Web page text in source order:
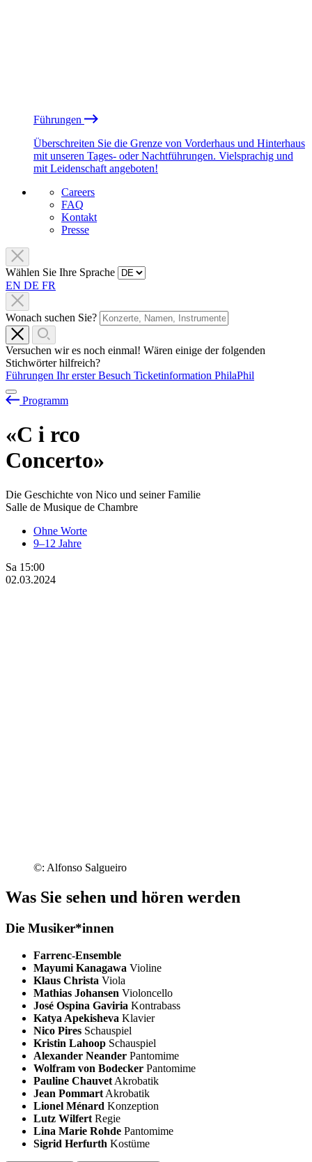
Führungen
Überschreiten Sie die Grenze von Vorderhaus und Hinterhaus
mit unseren Tages- oder Nachtführungen. Vielsprachig und
mit Leidenschaft angeboten!
Careers
FAQ
Kontakt
Presse
Wählen Sie Ihre Sprache
EN DE FR
Wonach suchen Sie?
Versuchen wir es noch einmal! Wären einige der folgenden
Stichwörter hilfreich?
Führungen Ihr erster Besuch Ticketinformation PhilaPhil
Programm
«C i rco
Concerto»
Die Geschichte von Nico und seiner Familie
Salle de Musique de Chambre
Ohne Worte
9–12 Jahre
Sa 15:00
02.03.2024
©: Alfonso Salgueiro
Was Sie sehen und hören werden
Die Musiker*innen
Farrenc-Ensemble
Mayumi Kanagawa Violine
Klaus Christa Viola
Mathias Johansen Violoncello
José Ospina Gaviria Kontrabass
Katya Apekisheva Klavier
Nico Pires Schauspiel
Kristin Lahoop Schauspiel
Alexander Neander Pantomime
Wolfram von Bodecker Pantomime
Pauline Chauvet Akrobatik
Jean Pommart Akrobatik
Lionel Ménard Konzeption
Lutz Wilfert Regie
Lina Marie Rohde Pantomime
Sigrid Herfurth Kostüme